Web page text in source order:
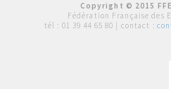
Copyright © 2015
Fédération Française des
tél : 01 39 44 65 80 | contact :